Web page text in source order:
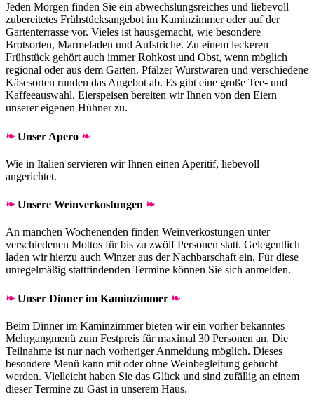
Jeden Morgen finden Sie ein abwechslungsreiches und liebevoll
zubereitetes Frühstücksangebot im Kaminzimmer oder auf der
Gartenterrasse vor. Vieles ist hausgemacht, wie besondere
Brotsorten, Marmeladen und Aufstriche. Zu einem leckeren
Frühstück gehört auch immer Rohkost und Obst, wenn möglich
regional oder aus dem Garten. Pfälzer Wurstwaren und verschiedene
Käsesorten runden das Angebot ab. Es gibt eine große Tee- und
Kaffeeauswahl. Eierspeisen bereiten wir Ihnen von den Eiern
unserer eigenen Hühner zu.
❧ Unser Apero ❧
Wie in Italien servieren wir Ihnen einen Aperitif, liebevoll
angerichtet.
❧ Unsere Weinverkostungen ❧
An manchen Wochenenden finden Weinverkostungen unter
verschiedenen Mottos für bis zu zwölf Personen statt. Gelegentlich
laden wir hierzu auch Winzer aus der Nachbarschaft ein. Für diese
unregelmäßig stattfindenden Termine können Sie sich anmelden.
❧ Unser Dinner im Kaminzimmer ❧
Beim Dinner im Kaminzimmer bieten wir ein vorher bekanntes
Mehrgangmenü zum Festpreis für maximal 30 Personen an. Die
Teilnahme ist nur nach vorheriger Anmeldung möglich. Dieses
besondere Menü kann mit oder ohne Weinbegleitung gebucht
werden. Vielleicht haben Sie das Glück und sind zufällig an einem
dieser Termine zu Gast in unserem Haus.